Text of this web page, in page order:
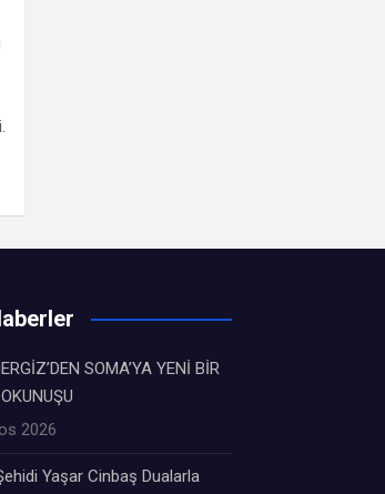
SOMA’YA YENİ BİR
2026
Yaşar Cinbaş Dualarla